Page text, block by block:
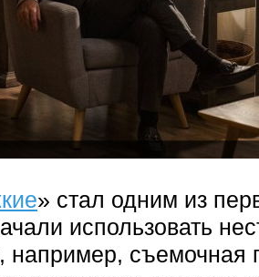
» стал одним из
использовать
например, съемочная